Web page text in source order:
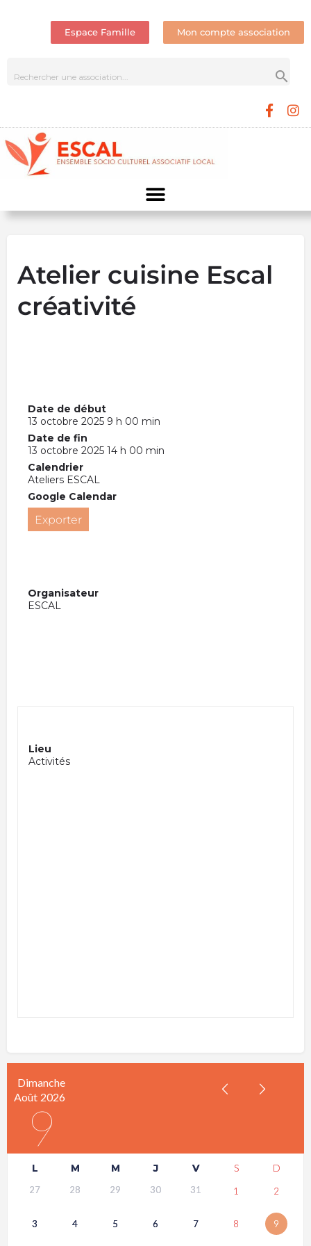
Espace Famille Mon compte association
Atelier cuisine Escal
créativité
Date de début
13 octobre 2025 9 h 00 min
Date de fin
13 octobre 2025 14 h 00 min
Calendrier
Ateliers ESCAL
Google Calendar
Exporter
Organisateur
ESCAL
Lieu
Activités
Dimanche
Août 2026
9
L M M J V S D
27 28 29 30 31 1 2
3 4 5 6 7 8 9